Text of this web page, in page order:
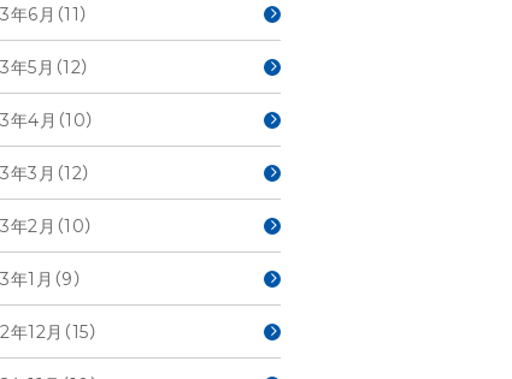
6月（11）
5月（12）
4月（10）
3月（12）
2月（10）
1月（9）
12月（15）